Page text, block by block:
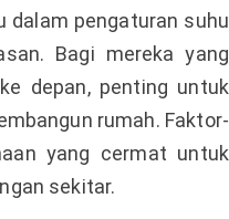
dalam pengaturan suhu
Bagi mereka yang
depan, penting untuk
rumah. Faktor-
yang cermat untuk
sekitar.